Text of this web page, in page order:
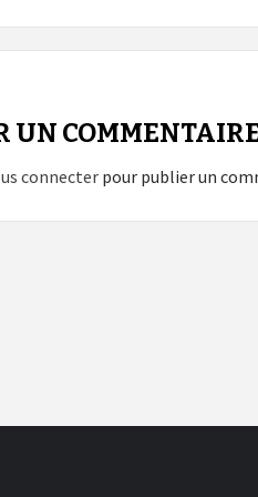
UN
connecter pour publier un